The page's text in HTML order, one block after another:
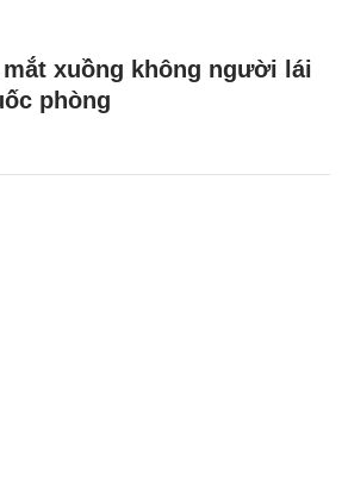
mắt xuồng không người lái
phòng